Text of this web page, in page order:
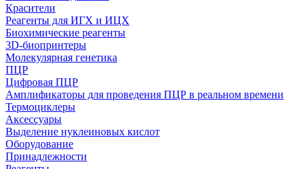
Красители
Реагенты для ИГХ и ИЦХ
Биохимические реагенты
3D-биопринтеры
Молекулярная генетика
ПЦР
Цифровая ПЦР
Амплификаторы для проведения ПЦР в реальном времени
Термоциклеры
Аксессуары
Выделение нуклеиновых кислот
Оборудование
Принадлежности